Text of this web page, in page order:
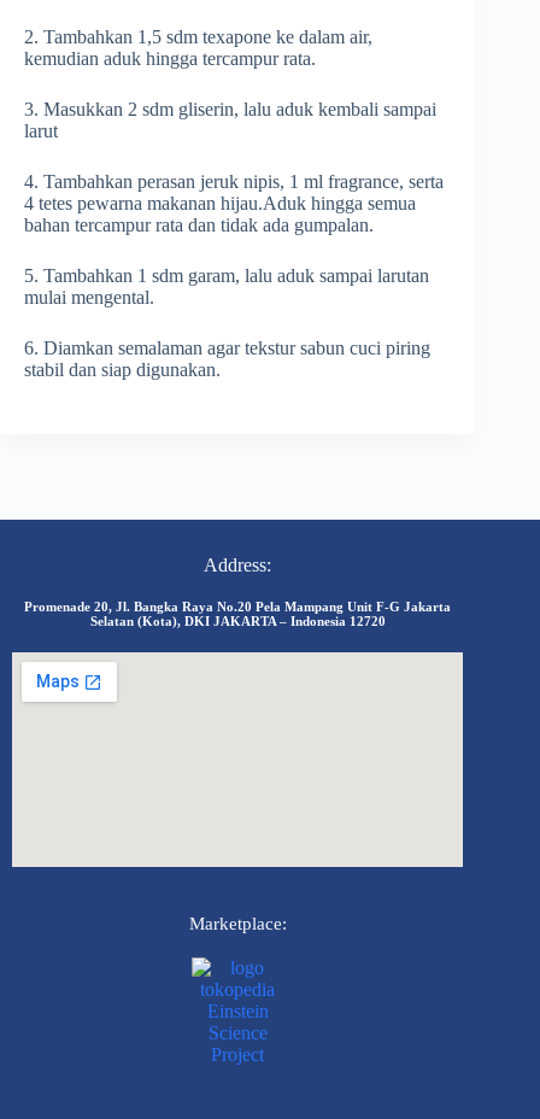
2. Tambahkan 1,5 sdm texapone ke dalam air,
kemudian aduk hingga tercampur rata.
3. Masukkan 2 sdm gliserin, lalu aduk kembali sampai
larut
4. Tambahkan perasan jeruk nipis, 1 ml fragrance, serta
4 tetes pewarna makanan hijau.Aduk hingga semua
bahan tercampur rata dan tidak ada gumpalan.
5. Tambahkan 1 sdm garam, lalu aduk sampai larutan
mulai mengental.
6. Diamkan semalaman agar tekstur sabun cuci piring
stabil dan siap digunakan.
Address:
Promenade 20, Jl. Bangka Raya No.20 Pela Mampang Unit F-G Jakarta
Selatan (Kota), DKI JAKARTA – Indonesia 12720
Marketplace: